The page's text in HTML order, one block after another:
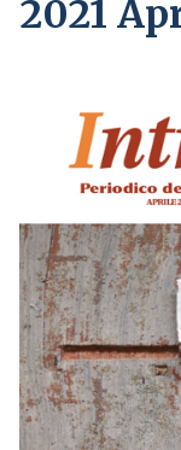
2021